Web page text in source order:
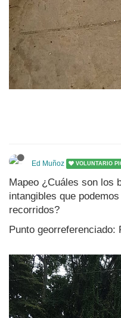
Ed Muñoz VOLUNTARIO
Mapeo ¿Cuáles son los
intangibles que
recorridos?
Punto georreferenciado: